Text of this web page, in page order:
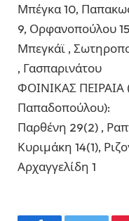
Μπέγκα 10,
9, Ορφανοπούλου
Μπεγκάϊ ,
, Γασπαρινάτου
ΦΟΙΝΙΚΑΣ ΠΕΙΡΑΙΑ
Παπαδοπούλου):
Παρθένη 29(2) ,
Κυριμάκη 14(1),
Αρχαγγελίδη 1